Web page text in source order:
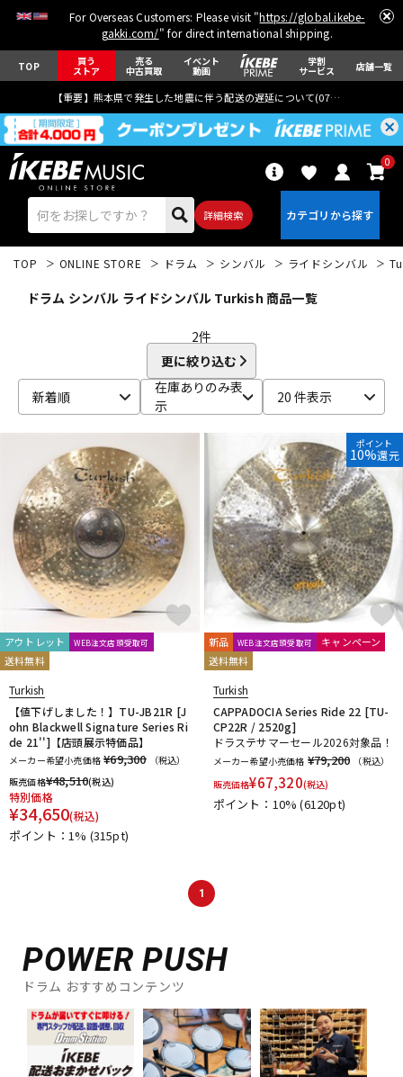
For Overseas Customers: Please visit "https://global.ikebe-
gakki.com/" for direct international shipping.
TOP 買う
ストア
売る
中古買取
イベント
動画
学割
サービス 店舗一覧
【重要】熊本県で発生した地震に伴う配送の遅延について(07月29日
詳細検索
0
ベース
ドラム パーカッション
キーボード 電子ピアノ
管楽器 その他楽器
DJ機器 DTM
DTM オンライン納品
中古
TOP ONLINE STORE ドラム シンバル ライドシンバル
ドラム シンバル ライドシンバル Turkish 商品一覧
2件
更に絞り込む
新着順
在庫ありのみ表
示
20 件表示
アウトレット WEB注文店頭受取可
送料無料
Turkish
【値下げしました！】TU-JB21R [J
ohn Blackwell Signature Series Ri
de 21'']【店頭展示特価品】
メーカー希望小売価格 ¥69,300
（税込）
販売価格¥48,510(税込)
特別価格
¥34,650(税込)
ポイント：1% (315pt)
ポイント
10%還元
新品 WEB注文店頭受取可
キャンペーン
送料無料
Turkish
CAPPADOCIA Series Ride 22 [TU-
CP22R / 2520g]
ドラステサマーセール2026対象品！
メーカー希望小売価格 ¥79,200
（税込）
販売価格¥67,320(税込)
ポイント：10%(6120pt)
1
POWER PUSH
ドラム おすすめコンテンツ